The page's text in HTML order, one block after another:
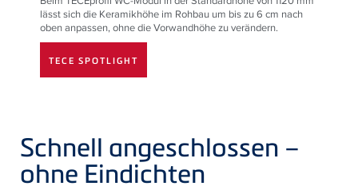
lässt sich die Keramikhöhe im Rohbau um bis zu 6 cm nach
oben anpassen, ohne die Vorwandhöhe zu verändern.
TECE SPOTLIGHT
Schnell angeschlossen –
ohne Eindichten